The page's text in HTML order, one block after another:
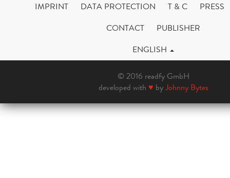
IMPRINT DATA PROTECTION T & C
PRESS
CONTACT
PUBLISHER
ENGLISH
© 2016 readfy GmbH
developed with ♥ byJohnny Bytes